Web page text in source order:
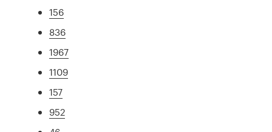
156
836
1967
1109
157
952